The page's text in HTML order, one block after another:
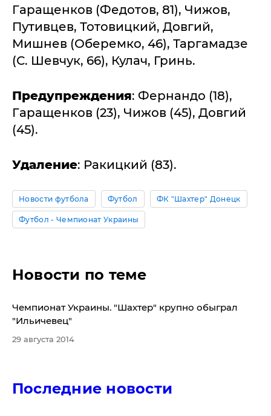
Гаращенков (Федотов, 81), Чижов,
Путивцев, Тотовицкий, Довгий,
Мишнев (Оберемко, 46), Таргамадзе
(С. Шевчук, 66), Кулач, Гринь.
Предупреждения: Фернандо (18),
Гаращенков (23), Чижов (45), Довгий
(45).
Удаление: Ракицкий (83).
Новости футбола Футбол ФК "Шахтер" Донецк
Футбол - Чемпионат Украины
Новости по теме
Чемпионат Украины. "Шахтер" крупно обыграл
"Ильичевец"
29 августа 2014
Последние новости